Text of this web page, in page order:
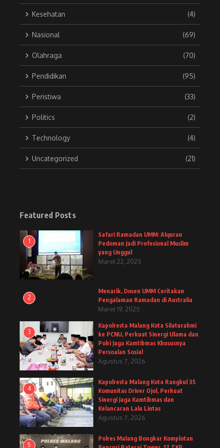
Kesehatan (4)
Nasional (69)
Olahraga (70)
Pendidikan (95)
Peristiwa (33)
Politics (2)
Technology (4)
Uncategorized (21)
Featured Posts
1
Safari Ramadan UMM: Alquran
Pedoman Jadi Profesional Muslim
yang Unggul
Maret 22, 2025
2
Menarik, Dosen UMM Ceritakan
Pengalaman Ramadan di Australia
Maret 19, 2025
3
Kapolresta Malang Kota Silaturahmi
ke PCNU, Perkuat Sinergi Ulama dan
Polri Jaga Kamtibmas Khususnya
Persoalan Sosial
Agustus 7, 2026
4
Kapolresta Malang Kota Rangkul 35
Komunitas Driver Ojol, Perkuat
Sinergi Jaga Kamtibmas dan
Kelancaran Lalu Lintas
Agustus 7, 2026
5
Polres Malang Bongkar Komplotan